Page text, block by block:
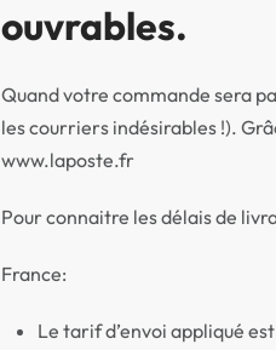
ouvrables.
Quand votre commande sera
les courriers indésirables !).
www.laposte.fr
Pour connaitre les délais de
France:
Le tarif d’envoi appliqué